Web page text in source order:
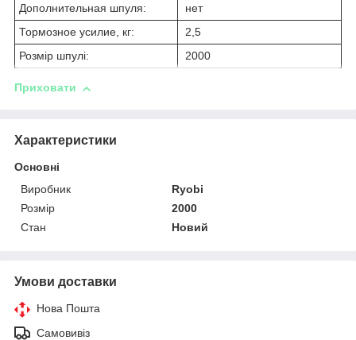
Дополнительная шпуля:
нет
Тормозное усилие, кг:
2,5
Розмір шпулі:
2000
Приховати
Характеристики
Основні
Виробник
Ryobi
Розмір
2000
Стан
Новий
Умови доставки
Нова Пошта
Самовивіз